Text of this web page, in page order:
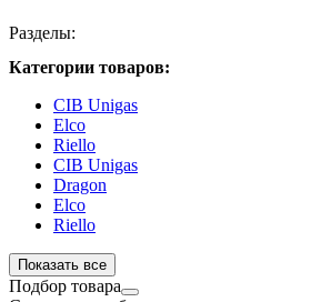
Разделы:
Категории товаров:
CIB Unigas
Elco
Riello
CIB Unigas
Dragon
Elco
Riello
Показать все
Подбор товара